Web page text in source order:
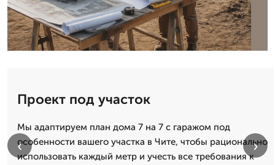
Проект под участок
Мы адаптируем план дома 7 на 7 с гаражом под
особенности вашего участка в Чите, чтобы рационально
использовать каждый метр и учесть все требования к
‹ ›